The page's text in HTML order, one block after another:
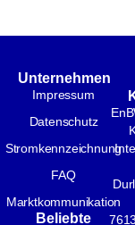
Unternehmen
Impressum
Datenschutz
Stromkennzeichnung
FAQ
Marktkommunikation
Beliebte